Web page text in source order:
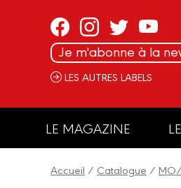
Je m'abonne à la
LES AUTRES LABELS
LE MAGAZINE
Accueil / Catalogue /